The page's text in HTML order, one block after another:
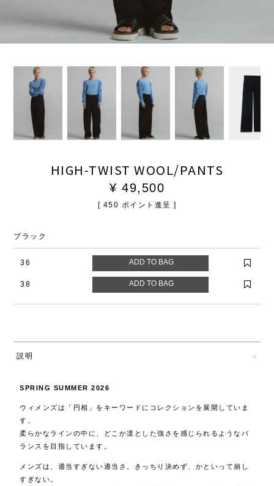
HIGH-TWIST WOOL/PANTS
¥ 49,500
[ 450 ポイント進呈 ]
ブラック
36
38
説明
SPRING SUMMER 2026
ウィメンズは「円相」をキーワードにコレクションを展開していま
す。
柔らかなラインの中に、どこか凛とした強さを感じられるようなバ
ランスを目指しています。
メンズは、適当すぎない適当さ。きっちり決めず、かといって崩し
すぎない。